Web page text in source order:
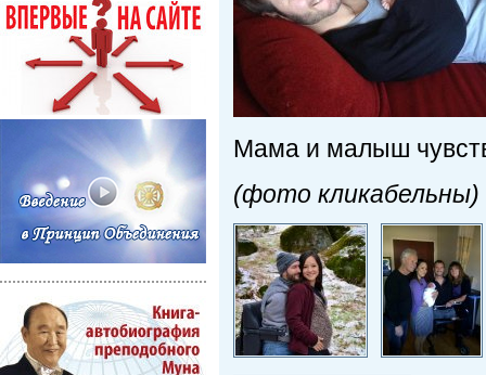
Мама и малыш
(фото кликабельны)